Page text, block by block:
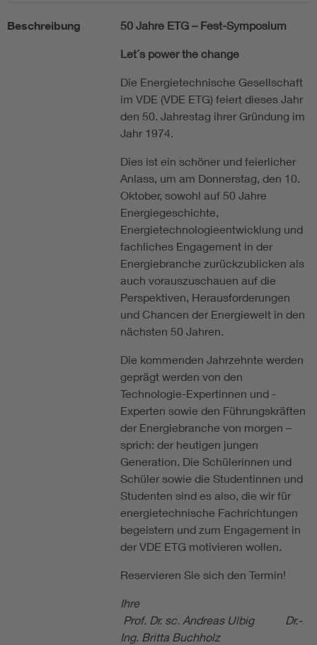
Beschreibung 50 Jahre ETG – Fest-Symposium
Let´s power the change
Die Energietechnische Gesellschaft
im VDE (VDE ETG) feiert dieses Jahr
den 50. Jahrestag ihrer Gründung im
Jahr 1974.
Dies ist ein schöner und feierlicher
Anlass, um am Donnerstag, den 10.
Oktober, sowohl auf 50 Jahre
Energiegeschichte,
Energietechnologieentwicklung und
fachliches Engagement in der
Energiebranche zurückzublicken als
auch vorauszuschauen auf die
Perspektiven, Herausforderungen
und Chancen der Energiewelt in den
nächsten 50 Jahren.
Die kommenden Jahrzehnte werden
geprägt werden von den
Technologie-Expertinnen und -
Experten sowie den Führungskräften
der Energiebranche von morgen –
sprich: der heutigen jungen
Generation. Die Schülerinnen und
Schüler sowie die Studentinnen und
Studenten sind es also, die wir für
energietechnische Fachrichtungen
begeistern und zum Engagement in
der VDE ETG motivieren wollen.
Reservieren Sie sich den Termin!
Ihre
Prof. Dr. sc. Andreas Ulbig Dr.-
Ing. Britta Buchholz